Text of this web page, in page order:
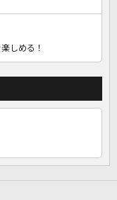
しめる！